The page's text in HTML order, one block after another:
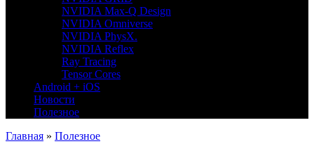
NVIDIA Max-Q Design
NVIDIA Omniverse
NVIDIA PhysX.
NVIDIA Reflex
Ray Tracing
Tensor Cores
Android + iOS
Новости
Полезное
Главная » Полезное